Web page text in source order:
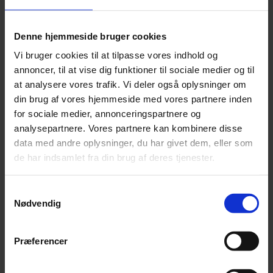
Denne hjemmeside bruger cookies
Vi bruger cookies til at tilpasse vores indhold og
annoncer, til at vise dig funktioner til sociale medier og til
at analysere vores trafik. Vi deler også oplysninger om
din brug af vores hjemmeside med vores partnere inden
for sociale medier, annonceringspartnere og
analysepartnere. Vores partnere kan kombinere disse
data med andre oplysninger, du har givet dem, eller som
de har indsamlet fra din brug af deres tjenester.
Nødvendig
Præferencer
virksomheder (eller modervirksomheder), som er
etablerer en fælles selskabsidentitet eller et fælles
forretningskoncept, med en nettoomsætning på
mere end EUR 80 mio.,såfrem t mindst EUR 22.5 mio.
blev genereret ved royalties.
Stræber I efter at blive compliant
med CSDDD?
Hos Beierholm Bæredygtighed står vi klar til at hjælpe
implementere de nødvendige due diligence-processer
Kontakt osfor at få mere at vide om, hvordan vi kan